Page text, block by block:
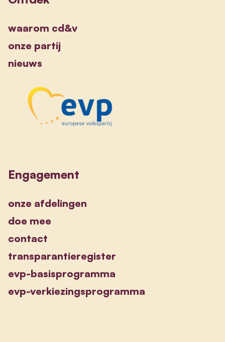
waarom cd&v
onze partij
nieuws
Engagement
onze afdelingen
doe mee
contact
transparantieregister
evp-basisprogramma
evp-verkiezingsprogramma